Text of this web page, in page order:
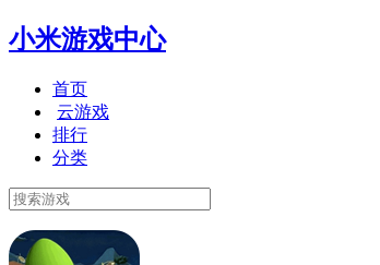
小米游戏中心
首页
云游戏
排行
分类